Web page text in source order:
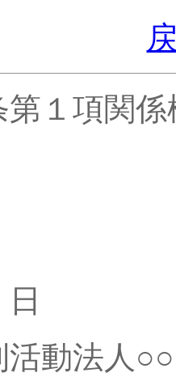
第１項関
活動法人